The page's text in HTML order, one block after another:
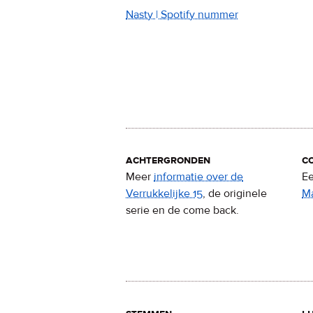
Nasty | Spotify nummer
achtergronden
Meer informatie over de
Verrukkelijke 15, de originele
serie en de come back.